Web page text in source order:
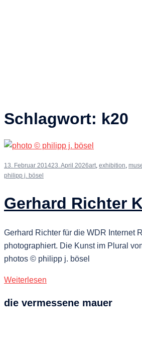
Schlagwort: k20
13. Februar 201423. April 2026art, exhibition,
philipp j. bösel
Gerhard Richter
Gerhard Richter für die WDR Internet
photographiert. Die Kunst im Plural
photos © philipp j. bösel
Weiterlesen
die vermessene mauer